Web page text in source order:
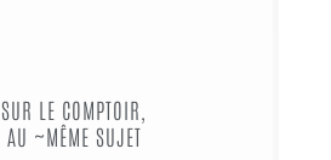
SUR LE COMPTOIR,
AU ~MÊME SUJET